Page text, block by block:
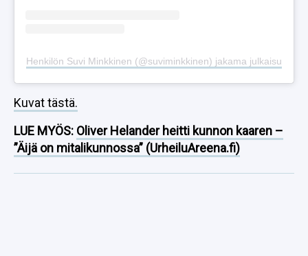
Henkilön Suvi Minkkinen (@suviminkkinen) jakama julkaisu
Kuvat tästä.
LUE MYÖS: Oliver Helander heitti kunnon kaaren –
”Äijä on mitalikunnossa” (UrheiluAreena.fi)